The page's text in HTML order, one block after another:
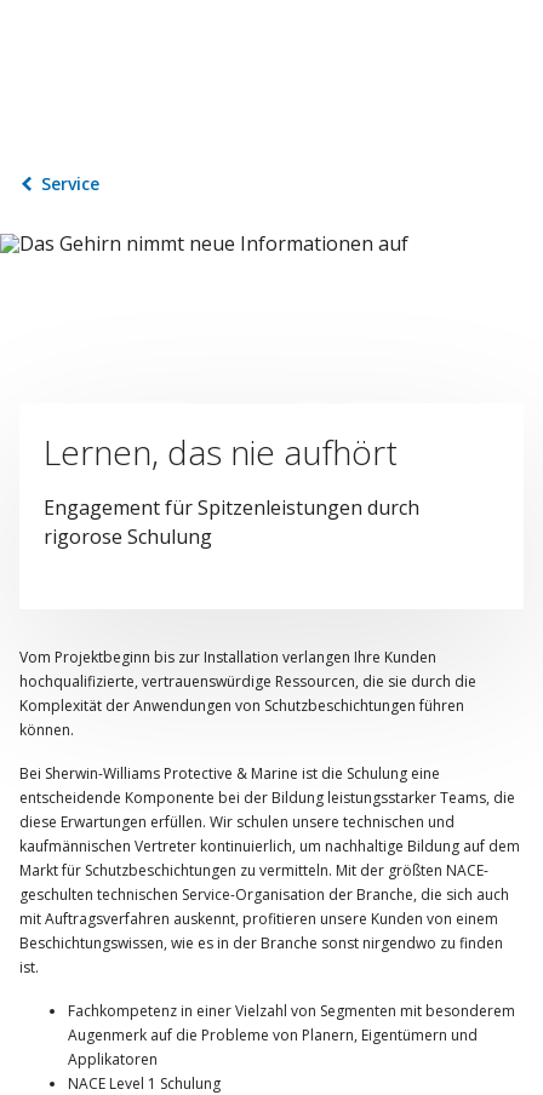
Service
Lernen, das nie aufhört
Engagement für Spitzenleistungen durch
rigorose Schulung
Vom Projektbeginn bis zur Installation verlangen Ihre Kunden
hochqualifizierte, vertrauenswürdige Ressourcen, die sie durch die
Komplexität der Anwendungen von Schutzbeschichtungen führen
können.
Bei Sherwin-Williams Protective & Marine ist die Schulung eine
entscheidende Komponente bei der Bildung leistungsstarker Teams, die
diese Erwartungen erfüllen. Wir schulen unsere technischen und
kaufmännischen Vertreter kontinuierlich, um nachhaltige Bildung auf dem
Markt für Schutzbeschichtungen zu vermitteln. Mit der größten NACE-
geschulten technischen Service-Organisation der Branche, die sich auch
mit Auftragsverfahren auskennt, profitieren unsere Kunden von einem
Beschichtungswissen, wie es in der Branche sonst nirgendwo zu finden
ist.
Fachkompetenz in einer Vielzahl von Segmenten mit besonderem
Augenmerk auf die Probleme von Planern, Eigentümern und
Applikatoren
NACE Level 1 Schulung